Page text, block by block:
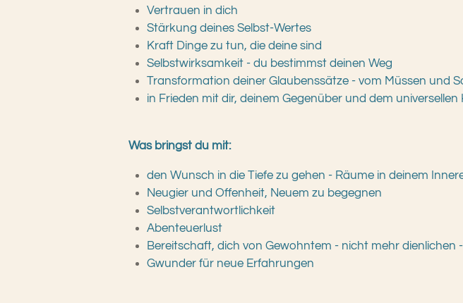
Vertrauen in dich
Stärkung deines Selbst-Wertes
Kraft Dinge zu tun, die deine sind
Selbstwirksamkeit - du bestimmst deinen Weg
Transformation deiner Glaubenssätze - vom Müssen und
in Frieden mit dir, deinem Gegenüber und dem universellen
Was bringst du mit:
den Wunsch in die Tiefe zu gehen - Räume in deinem
Neugier und Offenheit, Neuem zu begegnen
Selbstverantwortlichkeit
Abenteuerlust
Bereitschaft, dich von Gewohntem - nicht mehr dienlichen
Gwunder für neue Erfahrungen